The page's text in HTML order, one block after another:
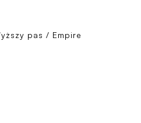
pas / Empire